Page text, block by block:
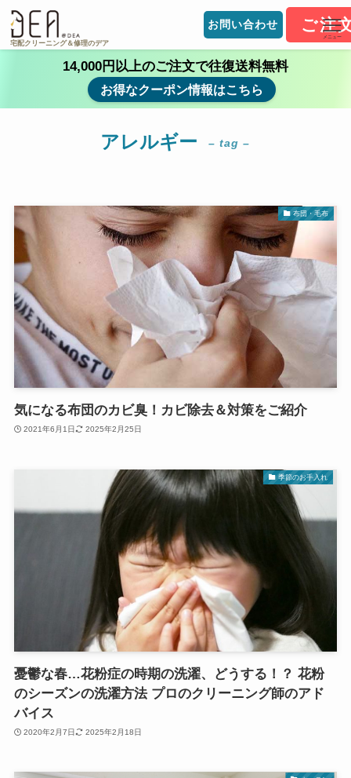
宅配クリーニング＆修理のデア
お問い合わせ ご注
メニュー
14,000円以上のご注文で往復送料無料
お得なクーポン情報はこちら
アレルギー – tag –
布団・毛布
気になる布団のカビ臭！カビ除去＆対策をご紹介
2021年6月1日 2025年2月25日
季節のお手入れ
憂鬱な春…花粉症の時期の洗濯、どうする！？ 花粉
のシーズンの洗濯方法 プロのクリーニング師のアド
バイス
2020年2月7日 2025年2月18日